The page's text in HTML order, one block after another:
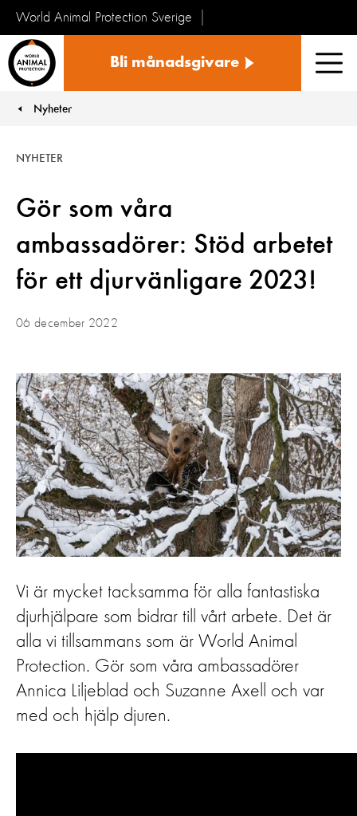
World Animal Protection Sverige
Bli månadsgivare
You are here:
Nyheter
Gör som våra
ambassadörer: Stöd arbetet
för ett djurvänligare 2023!
NYHETER
06 december 2022
Vi är mycket tacksamma för alla fantastiska
djurhjälpare som bidrar till vårt arbete. Det är
alla vi tillsammans som är World Animal
Protection. Gör som våra ambassadörer
Annica Liljeblad och Suzanne Axell och var
med och hjälp djuren.